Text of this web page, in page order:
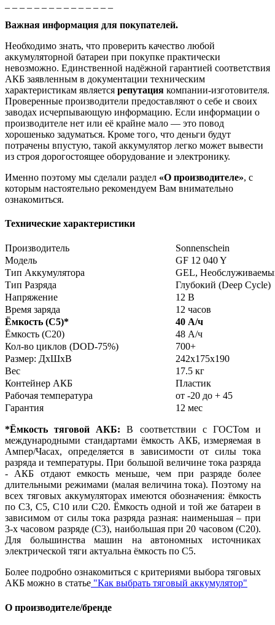
Важная информация для покупателей.
Необходимо знать, что проверить качество любой
аккумуляторной батареи при покупке практически
невозможно. Единственной надёжной гарантией соответствия
АКБ заявленным в документации техническим
характеристикам является репутация компании-изготовителя.
Проверенные производители предоставляют о себе и своих
заводах исчерпывающую информацию. Если информации о
производителе нет или её крайне мало — это повод
хорошенько задуматься. Кроме того, что деньги будут
потрачены впустую, такой аккумулятор легко может вывести
из строя дорогостоящее оборудование и электронику.
Именно поэтому мы сделали раздел «О производителе», с
которым настоятельно рекомендуем Вам внимательно
ознакомиться.
Технические характеристики
Производитель
Sonnenschein
Модель
GF 12 040 Y
Тип Аккумулятора
GEL,
Тип Разряда
Глубокий (Deep Cycle)
Напряжение
12 В
Время заряда
12 часов
Ёмкость (С5)*
40 А/ч
Ёмкость (С20)
48 А/ч
Кол-во циклов (DOD-75%)
700+
Размер: ДхШхВ
242x175x190
Вес
17.5 кг
Контейнер АКБ
Пластик
Рабочая температура
от -20 до + 45
Гарантия
12 мес
*Ёмкость тяговой АКБ:В соответствии с ГОСТом и
международными стандартами ёмкость АКБ, измеряемая в
Ампер/Часах, определяется в зависимости от силы тока
разряда и температуры. При большой величине тока разряда
- АКБ отдают емкость меньше, чем при разряде более
длительными режимами (малая величина тока). Поэтому на
всех тяговых аккумуляторах имеются обозначения: ёмкость
по С3, С5, С10 или С20. Ёмкость одной и той же батареи в
зависимом от силы тока разряда разная: наименьшая – при
3-х часовом разряде (С3), наибольшая при 20 часовом (С20).
Для большинства машин на автономных источниках
электрической тяги актуальна ёмкость по С5.
Более подробно ознакомиться с критериями выбора тяговых
АКБ можно в статье "Как выбрать тяговый аккумулятор"
О производителе/бренде